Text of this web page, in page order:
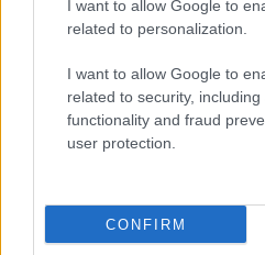
I want to allow Google to
related to personalization.
I want to allow Google to
related to security,
functionality and fraud
user protection.
CONFIRM
Réparations automobiles 2025:
facture
Infos Rédaction · 27 Août 2025